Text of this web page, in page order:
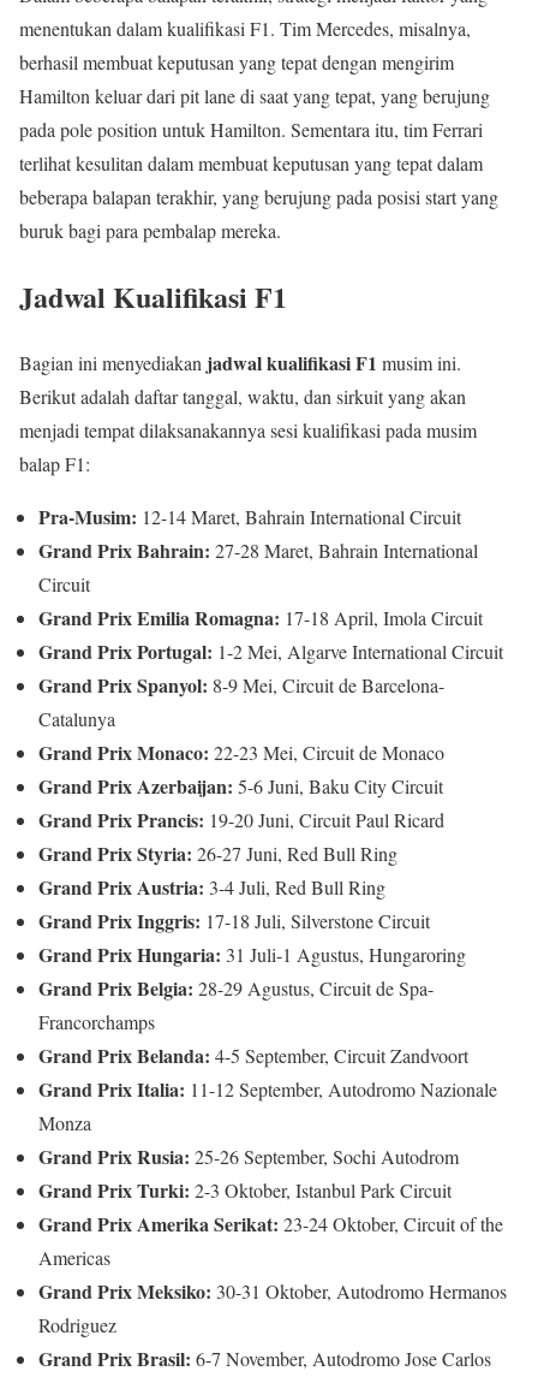
menentukan dalam kualifikasi F1. Tim Mercedes, misalnya,
berhasil membuat keputusan yang tepat dengan mengirim
Hamilton keluar dari pit lane di saat yang tepat, yang berujung
pada pole position untuk Hamilton. Sementara itu, tim Ferrari
terlihat kesulitan dalam membuat keputusan yang tepat dalam
beberapa balapan terakhir, yang berujung pada posisi start yang
buruk bagi para pembalap mereka.
Jadwal Kualifikasi F1
Bagian ini menyediakan jadwal kualifikasi F1 musim ini.
Berikut adalah daftar tanggal, waktu, dan sirkuit yang akan
menjadi tempat dilaksanakannya sesi kualifikasi pada musim
balap F1:
Pra-Musim: 12-14 Maret, Bahrain International Circuit
Grand Prix Bahrain: 27-28 Maret, Bahrain International
Circuit
Grand Prix Emilia Romagna: 17-18 April, Imola Circuit
Grand Prix Portugal: 1-2 Mei, Algarve International Circuit
Grand Prix Spanyol: 8-9 Mei, Circuit de Barcelona-
Catalunya
Grand Prix Monaco: 22-23 Mei, Circuit de Monaco
Grand Prix Azerbaijan: 5-6 Juni, Baku City Circuit
Grand Prix Prancis: 19-20 Juni, Circuit Paul Ricard
Grand Prix Styria: 26-27 Juni, Red Bull Ring
Grand Prix Austria: 3-4 Juli, Red Bull Ring
Grand Prix Inggris: 17-18 Juli, Silverstone Circuit
Grand Prix Hungaria: 31 Juli-1 Agustus, Hungaroring
Grand Prix Belgia: 28-29 Agustus, Circuit de Spa-
Francorchamps
Grand Prix Belanda: 4-5 September, Circuit Zandvoort
Grand Prix Italia: 11-12 September, Autodromo Nazionale
Monza
Grand Prix Rusia: 25-26 September, Sochi Autodrom
Grand Prix Turki: 2-3 Oktober, Istanbul Park Circuit
Grand Prix Amerika Serikat: 23-24 Oktober, Circuit of the
Americas
Grand Prix Meksiko: 30-31 Oktober, Autodromo Hermanos
Rodriguez
Grand Prix Brasil: 6-7 November, Autodromo Jose Carlos